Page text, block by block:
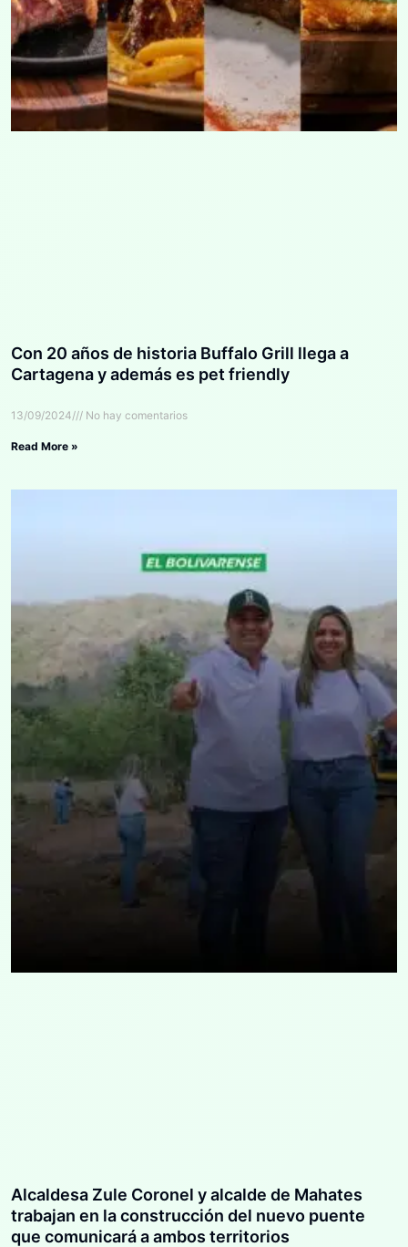
Con 20 años de historia Buffalo Grill llega a
Cartagena y además es pet friendly
13/09/2024 No hay comentarios
Read More »
Alcaldesa Zule Coronel y alcalde de Mahates
trabajan en la construcción del nuevo puente
que comunicará a ambos territorios